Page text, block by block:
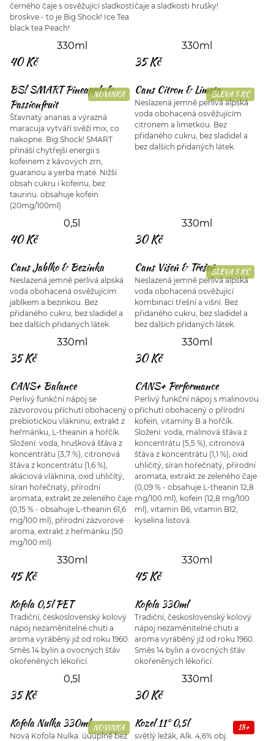
černého čaje s osvěžující sladkostí
broskve - to je Big Shock! Ice Tea
black tea Peach!
330ml
40 Kč
čaje a sladkosti hrušky!
330ml
35 Kč
NOVINKA
BS! SMART Pineapple &
Passionfruit
Šťavnatý ananas a výrazná
maracuja vytváří svěží mix, co
nakopne. Big Shock! SMART
přináší chytřejší energii s
kofeinem z kávových zrn,
guaranou a yerba maté. Nižší
obsah cukru i kofeinu, bez
taurinu. obsahuje kofein
(20mg/100ml)
0,5l
40 Kč
SLEVA 5 KČ
Cans Citron & Limeta
Neslazená jemně perlivá alpská
voda obohacená osvěžujícím
citronem a limetkou. Bez
přidaného cukru, bez sladidel a
bez dalších přidaných látek.
330ml
30 Kč
Cans Jablko & Bezinka
Neslazená jemně perlivá alpská
voda obohacená osvěžujícím
jablkem a bezinkou. Bez
přidaného cukru, bez sladidel a
bez dalších přidaných látek.
330ml
35 Kč
SLEVA 5 KČ
Cans Višeň & Třešeň
Neslazená jemně perlivá alpská
voda obohacená osvěžující
kombinací třešní a višní. Bez
přidaného cukru, bez sladidel a
bez dalších přidaných látek.
330ml
30 Kč
CANS+ Balance
Perlivý funkční nápoj se
zázvorovou příchutí obohacený o
prebiotickou vlákninu, extrakt z
heřmánku, L-theanin a hořčík.
Složení: voda, hrušková šťáva z
koncentrátu (3,7 %), citronová
šťáva z koncentrátu (1,6 %),
akáciová vláknina, oxid uhličitý,
síran hořečnatý, přírodní
aromata, extrakt ze zeleného čaje
(0,15 % - obsahuje L-theanin 61,6
mg/100 ml), přírodní zázvorové
aroma, extrakt z heřmánku (50
mg/100 ml).
330ml
45 Kč
CANS+ Performance
Perlivý funkční nápoj s malinovou
příchutí obohacený o přírodní
kofein, vitamíny B a hořčík.
Složení: voda, malinová šťáva z
koncentrátu (5,5 %), citronová
šťáva z koncentrátu (1,1 %), oxid
uhličitý, síran hořečnatý, přírodní
aromata, extrakt ze zeleného čaje
(0,09 % - obsahuje L-theanin 12,8
mg/100 ml), kofein (12,8 mg/100
ml), vitamin B6, vitamin B12,
kyselina listová.
330ml
45 Kč
Kofola 0,5l PET
Tradiční, československý kolový
nápoj nezaměnitelné chuti a
aroma vyráběný již od roku 1960.
Směs 14 bylin a ovocných šťáv
okořeněných lékořicí.
0,5l
35 Kč
Kofola 330ml
Tradiční, československý kolový
nápoj nezaměnitelné chuti a
aroma vyráběný již od roku 1960.
Směs 14 bylin a ovocných šťáv
okořeněných lékořicí.
330ml
30 Kč
NOVINKA
Kofola Nulka 330ml
Nová Kofola Nulka. úúúplně bez
18+
Kozel 11° 0,5l
světlý ležák, Alk. 4,6% obj.